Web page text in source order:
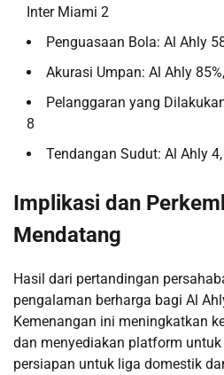
Inter Miami 2
Penguasaan Bola: Al Ahly
Akurasi Umpan: Al Ahly
Pelanggaran yang
8
Tendangan Sudut: Al Ahly
Implikasi dan
Mendatang
Hasil dari pertandingan
pengalaman berharga bagi Al
Kemenangan ini meningkatkan
dan menyediakan platform
persiapan untuk liga domestik